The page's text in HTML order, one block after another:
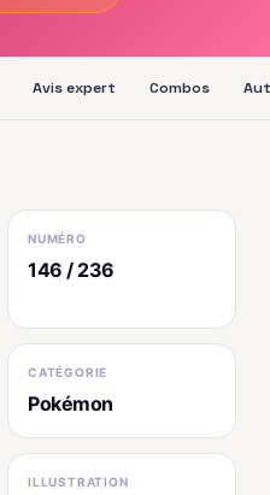
Avis expert Combos
NUMÉRO
146 / 236
CATÉGORIE
Pokémon
ILLUSTRATION